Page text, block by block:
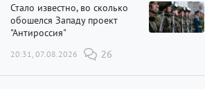
Стало известно, во сколько
обошелся Западу проект
"Антироссия"
20:31, 07.08.2026 26